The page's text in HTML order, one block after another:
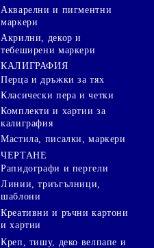
Акварелни и пигментни
маркери
Акрилни, декор и
тебеширени маркери
КАЛИГРАФИЯ
Перца и дръжки за тях
Класически пера и четки
Комплекти и хартии за
калиграфия
Мастила, писалки, маркери
ЧЕРТАНЕ
Рапидографи и пергели
Линии, триъгълници,
шаблони
Креативни и ръчни картони
и хартии
Креп, тишу, деко велпапе и